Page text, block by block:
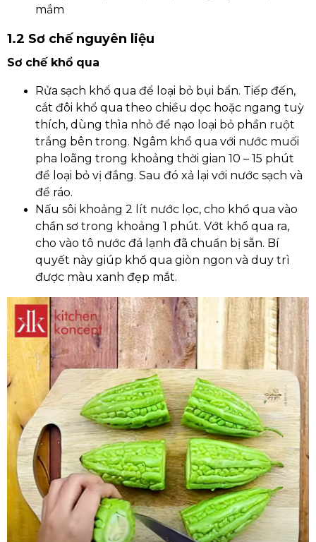
mắm
1.2 Sơ chế nguyên liệu
Sơ chế khổ qua
Rửa sạch khổ qua để loại bỏ bụi bẩn. Tiếp đến,
cắt đôi khổ qua theo chiều dọc hoặc ngang tuỳ
thích, dùng thìa nhỏ để nạo loại bỏ phần ruột
trắng bên trong. Ngâm khổ qua với nước muối
pha loãng trong khoảng thời gian 10 – 15 phút
để loại bỏ vị đắng. Sau đó xả lại với nước sạch và
để ráo.
Nấu sôi khoảng 2 lít nước lọc, cho khổ qua vào
chần sơ trong khoảng 1 phút. Vớt khổ qua ra,
cho vào tô nước đá lạnh đã chuẩn bị sẵn. Bí
quyết này giúp khổ qua giòn ngon và duy trì
được màu xanh đẹp mắt.